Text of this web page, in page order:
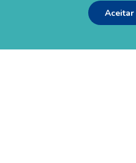
Fale com o Farmacêutico
Seja um Franqueado
Segurança